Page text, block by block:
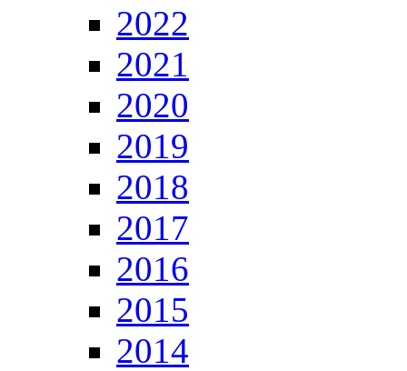
2022
2021
2020
2019
2018
2017
2016
2015
2014